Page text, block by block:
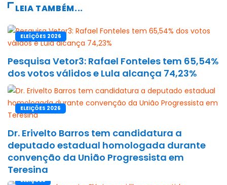
LEIA TAMBÉM...
ELEÍÇÕES 2026
Pesquisa Vetor3: Rafael Fonteles tem 65,54%
dos votos válidos e Lula alcança 74,23%
ELEIÇÕES 2026
Dr. Erivelto Barros tem candidatura a
deputado estadual homologada durante
convenção da União Progressista em
Teresina
ELEIÇÕES